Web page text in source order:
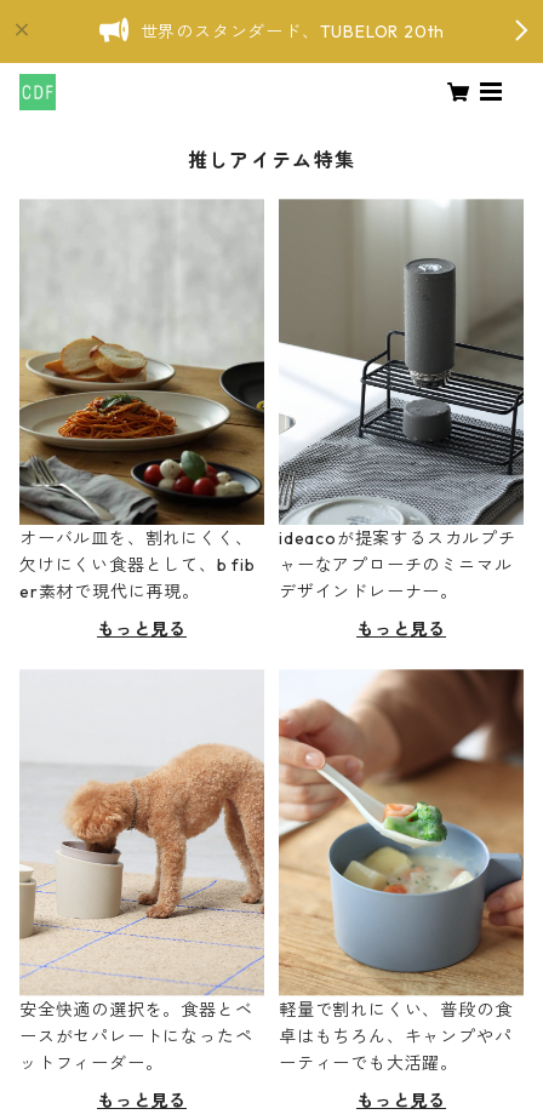
世界のスタンダード、TUBELOR 20th
推しアイテム特集
オーバル皿を、割れにくく、
欠けにくい食器として、b fib
er素材で現代に再現。
もっと見る
ideacoが提案するスカルプチ
ャーなアプローチのミニマル
デザインドレーナー。
もっと見る
安全快適の選択を。食器とベ
ースがセパレートになったペ
ットフィーダー。
もっと見る
軽量で割れにくい、普段の食
卓はもちろん、キャンプやパ
ーティーでも大活躍。
もっと見る